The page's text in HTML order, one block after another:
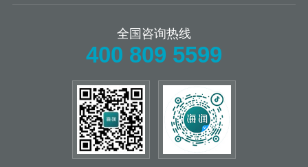
全国咨询热线
400 809 5599